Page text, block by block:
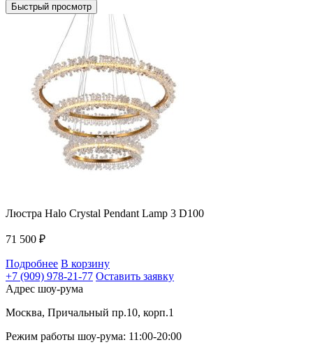
Быстрый просмотр
Люстра Halo Crystal Pendant Lamp 3 D100
71 500 ₽
Подробнее В корзину
+7 (909) 978-21-77 Оставить заявку
Адрес шоу-рума
Москва, Причальный пр.10, корп.1
Режим работы шоу-рума: 11:00-20:00